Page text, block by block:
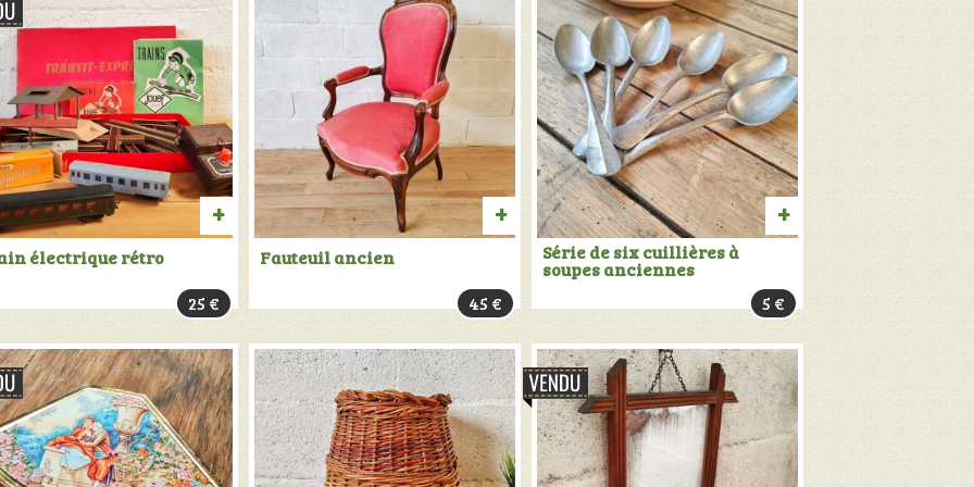
PRODUIT
+
électrique rétro
25 €
AJOUTER
PANIER
Fauteuil ancien
45 €
PANIER
Série de six cuillières à
soupes anciennes
5 €